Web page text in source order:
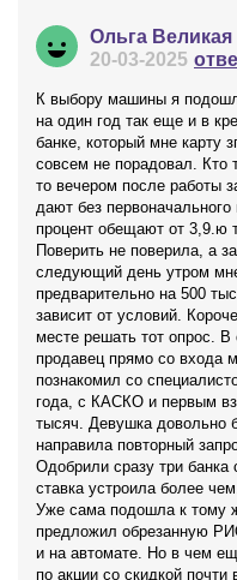
Ольга Великая
20-03-2025
К выбору машины я
на один год так еще и в
банке, который мне карту
совсем не порадовал. Кто
то вечером после работы
дают без
процент обещают от 3,9.ю
Поверить не поверила, а
следующий день утром
предварительно на 500
зависит от условий.
месте решать тот опрос.
продавец прямо со входа
познакомил со
года, с КАСКО и первым
тысяч. Девушка довольно
направила повторный
Одобрили сразу три
ставка устроила более
Уже сама подошла к тому
предложил обрезанную
и на автомате. Но в чем
по акции со скидкой